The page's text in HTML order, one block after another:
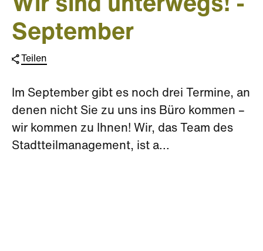
Wir sind unterwegs! -
September
Teilen
Im September gibt es noch drei Termine, an
denen nicht Sie zu uns ins Büro kommen –
wir kommen zu Ihnen! Wir, das Team des
Stadtteilmanagement, ist a...